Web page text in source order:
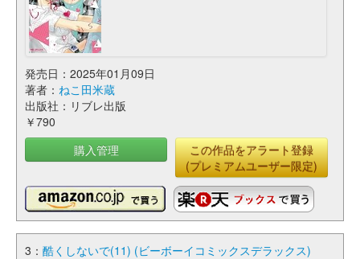
発売日：2025年01月09日
著者： ねこ田米蔵
出版社：リブレ出版
￥790
購入管理
この作品をアラート登録
(プレミアムユーザー限定)
3： 酷くしないで(11) (ビーボーイコミックスデラックス)